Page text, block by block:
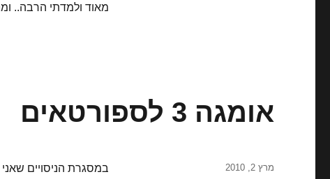
מאוד ולמדתי הרבה..
אומגה 3 לספורטאים
פורסם
מרץ 2, 2010